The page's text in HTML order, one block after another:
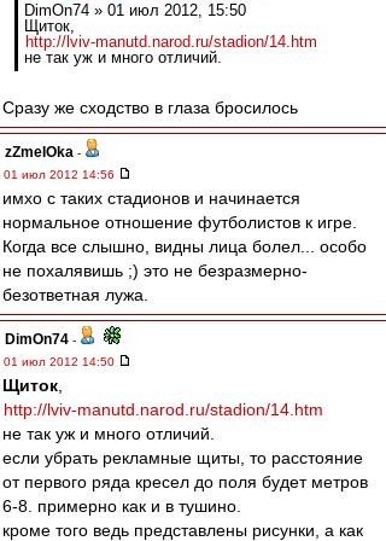
DimOn74 » 01 июл 2012, 15:50
Щиток,
http://lviv-manutd.narod.ru/stadion/14.htm
не так уж и много отличий.
Сразу же сходство в глаза бросилось
zZmeIOka -
01 июл 2012 14:56
имхо с таких стадионов и начинается
нормальное отношение футболистов к игре.
Когда все слышно, видны лица болел... особо
не похалявишь ;) это не безразмерно-
безответная лужа.
DimOn74 -
01 июл 2012 14:50
Щиток
http://lviv-manutd.narod.ru/stadion/14.htm
не так уж и много отличий.
если убрать рекламные щиты, то расстояние
от первого ряда кресел до поля будет метров
6-8. примерно как и в тушино.
кроме того ведь представлены рисунки, а как